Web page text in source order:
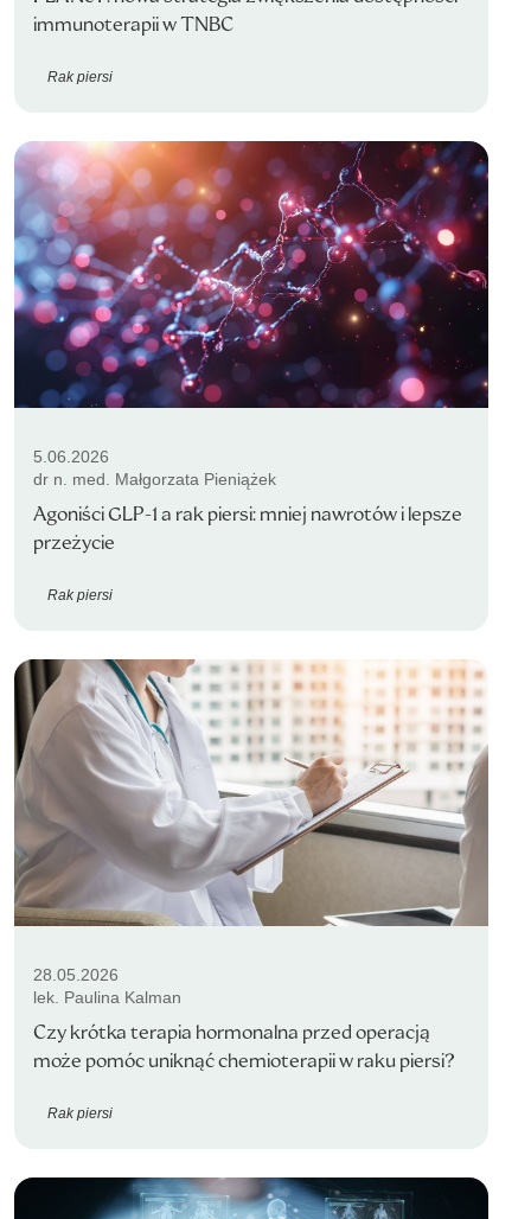
immunoterapii w TNBC
Rak piersi
5.06.2026
dr n. med. Małgorzata Pieniążek
Agoniści GLP-1 a rak piersi: mniej nawrotów i lepsze
przeżycie
Rak piersi
28.05.2026
lek. Paulina Kalman
Czy krótka terapia hormonalna przed operacją
może pomóc uniknąć chemioterapii w raku piersi?
Rak piersi